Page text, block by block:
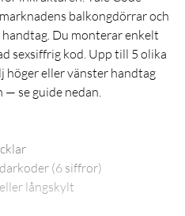
balkongdörrar och
Du monterar enkelt
sexsiffrig kod. Upp till 5 olika
höger eller vänster handtag
— se guide nedan.
(6 siffror)
långskylt